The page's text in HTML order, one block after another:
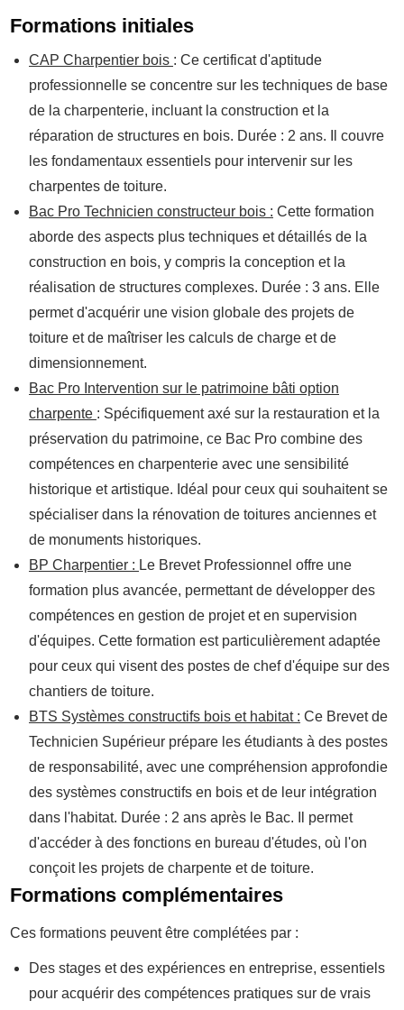
Formations initiales
CAP Charpentier bois : Ce certificat d'aptitude
professionnelle se concentre sur les techniques de base
de la charpenterie, incluant la construction et la
réparation de structures en bois. Durée : 2 ans. Il couvre
les fondamentaux essentiels pour intervenir sur les
charpentes de toiture.
Bac Pro Technicien constructeur bois : Cette formation
aborde des aspects plus techniques et détaillés de la
construction en bois, y compris la conception et la
réalisation de structures complexes. Durée : 3 ans. Elle
permet d'acquérir une vision globale des projets de
toiture et de maîtriser les calculs de charge et de
dimensionnement.
Bac Pro Intervention sur le patrimoine bâti option
charpente : Spécifiquement axé sur la restauration et la
préservation du patrimoine, ce Bac Pro combine des
compétences en charpenterie avec une sensibilité
historique et artistique. Idéal pour ceux qui souhaitent se
spécialiser dans la rénovation de toitures anciennes et
de monuments historiques.
BP Charpentier : Le Brevet Professionnel offre une
formation plus avancée, permettant de développer des
compétences en gestion de projet et en supervision
d'équipes. Cette formation est particulièrement adaptée
pour ceux qui visent des postes de chef d'équipe sur des
chantiers de toiture.
BTS Systèmes constructifs bois et habitat : Ce Brevet de
Technicien Supérieur prépare les étudiants à des postes
de responsabilité, avec une compréhension approfondie
des systèmes constructifs en bois et de leur intégration
dans l'habitat. Durée : 2 ans après le Bac. Il permet
d'accéder à des fonctions en bureau d'études, où l'on
conçoit les projets de charpente et de toiture.
Formations complémentaires
Ces formations peuvent être complétées par :
Des stages et des expériences en entreprise, essentiels
pour acquérir des compétences pratiques sur de vrais